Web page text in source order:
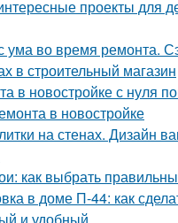
проекты для
ума во время ремонта.
в строительный магазин
в новостройке с нуля
в новостройке
на стенах. Дизайн
как выбрать
в доме П-44: как